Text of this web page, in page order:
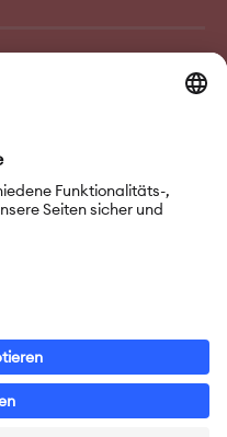
Zukunft“ (PASCH)